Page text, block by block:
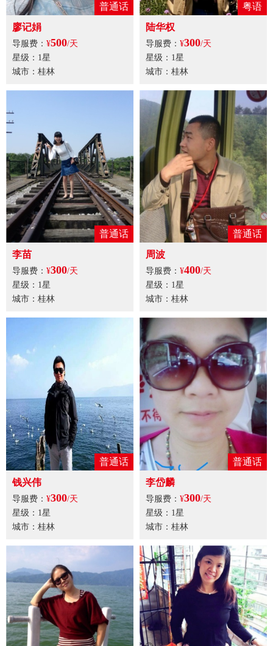
普通话
廖记娟
导服费： ¥500/天
星级：1星
城市：桂林
粤语
陆华权
导服费： ¥300/天
星级：1星
城市：桂林
普通话
李苗
导服费： ¥300/天
星级：1星
城市：桂林
普通话
周波
导服费： ¥400/天
星级：1星
城市：桂林
普通话
钱兴伟
导服费： ¥300/天
星级：1星
城市：桂林
普通话
李岱麟
导服费： ¥300/天
星级：1星
城市：桂林